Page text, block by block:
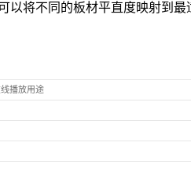
将不同的板材平直度映射到最
播放用途